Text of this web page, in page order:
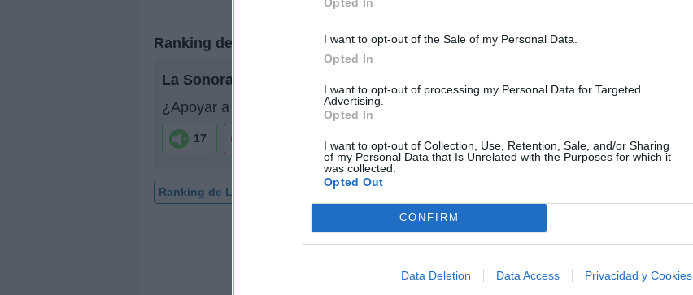
I want to opt-out of the Sale of my Personal Data.
Opted In
I want to opt-out of processing my Personal Data for Targeted
Advertising.
Opted In
I want to opt-out of Collection, Use, Retention, Sale, and/or Sharing
of my Personal Data that Is Unrelated with the Purposes for which it
was collected.
Opted Out
CONFIRM
Data Deletion Data Access Privacidad y Cookies
Ranking de La Sonora Tropicana
La Sonora Tropicana
¿Apoyar a La Sonora Tropicana?
17
Ranking de La Sonora Tropicana